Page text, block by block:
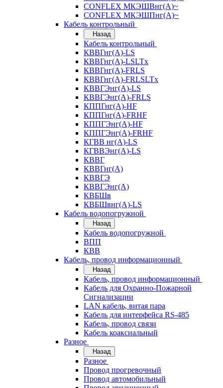
CONFLEX МКЭШВнг(А)~
CONFLEX МКЭШПнг(А)~
Кабель контрольный
Назад
Кабель контрольный
КВВГнг(А)-LS
КВВГнг(А)-LSLTx
КВВГнг(А)-FRLS
КВВГнг(А)-FRLSLTx
КВВГЭнг(А)-LS
КВВГЭнг(А)-FRLS
КППГнг(А)-HF
КППГнг(А)-FRHF
КППГЭнг(А)-HF
КППГЭнг(А)-FRHF
КГВВ нг(А)-LS
КГВВЭнг(А)-LS
КВВГ
КВВГнг(А)
КВВГЭ
КВВГЭнг(А)
КВБШв
КВБШвнг(А)-LS
Кабель водопогружной
Назад
Кабель водопогружной
ВПП
КВВ
Кабель, провод информационный
Назад
Кабель, провод информационный
Кабель для Охранно-Пожарной
Сигнализации
LAN кабель, витая пара
Кабель для интерфейса RS-485
Кабель, провод связи
Кабель коаксиальный
Разное
Назад
Разное
Провод прогревочный
Провод автомобильный